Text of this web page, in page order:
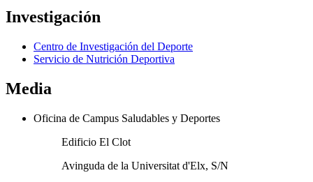
Investigación
Centro de Investigación del Deporte
Servicio de Nutrición Deportiva
Media
Oficina de Campus Saludables y Deportes
Edificio El Clot
Avinguda de la Universitat d'Elx, S/N